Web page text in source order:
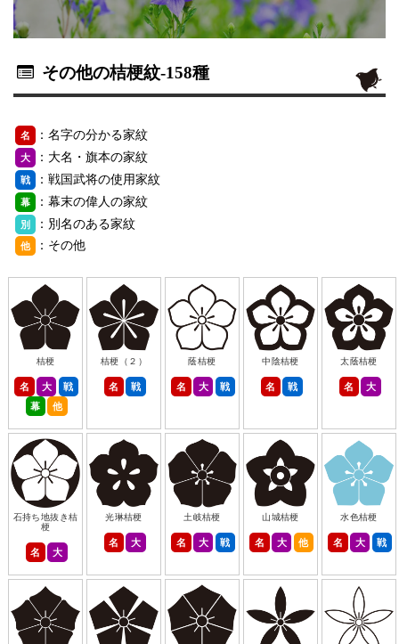
その他の桔梗紋-158種
名 ：名字の分かる家紋
大 ：大名・旗本の家紋
戦 ：戦国武将の使用家紋
幕 ：幕末の偉人の家紋
別 ：別名のある家紋
他 ：その他
桔梗
名 大
戦
幕
他
桔梗（２）
名 戦
蔭桔梗
名 大 戦
中陰桔梗
名 戦
太蔭桔梗
名 大
石持ち地抜き桔
梗
名 大
光琳桔梗
名 大
土岐桔梗
名 大 戦
山城桔梗
名 大 他
水色桔梗
名 大 戦